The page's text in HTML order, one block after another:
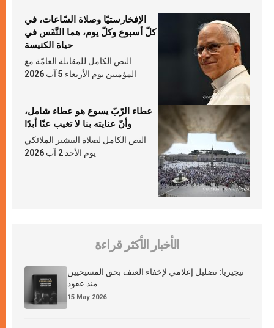
الإفخارستيّا وصلاة السّاعات، في
كلّ أسبوع وكلّ يوم، هما النَّفَس في
حياة الكنيسة
النص الكامل للمقابلة العامّة مع
المؤمنين يوم الأربعاء 5 آب 2026
عطاء الرّبّ يسوع هو عطاء شامل،
وأنّ عنايته بنا لا تغيب عنّا أبدًا
النص الكامل لصلاة التبشير الملائكي
يوم الأحد 2 آب 2026
الأخبار الأكثر قراءة
نيجيريا: تضليل إعلامي لإخفاء العنف بحق المسيحيين
منذ عقود
15 May 2026